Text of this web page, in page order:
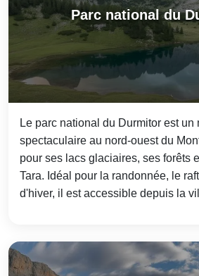
Parc national du
Le parc national du Durmitor est un
spectaculaire au nord-ouest du
pour ses lacs glaciaires, ses forêts
Tara. Idéal pour la randonnée, le
d'hiver, il est accessible depuis la